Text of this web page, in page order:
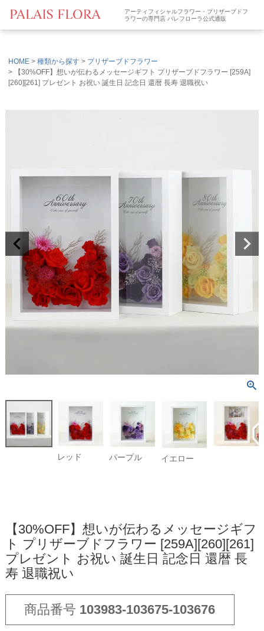
アーティフィシャルフラワー・プリザーブドフ
ラワーの専門店 パレフローラ公式通販
HOME 種類から探す
プリザーブドフラワー
【30%OFF】想いが伝わるメッセージギフト プリザーブドフラワー [259A]
[260][261] プレゼント お祝い 誕生日 記念日 還暦 長寿 退職祝い
レッド パープル イエロー
【30%OFF】想いが伝わるメッセージギフ
ト プリザーブドフラワー [259A][260][261]
プレゼント お祝い 誕生日 記念日 還暦 長
寿 退職祝い
商品番号 103983-103675-103676